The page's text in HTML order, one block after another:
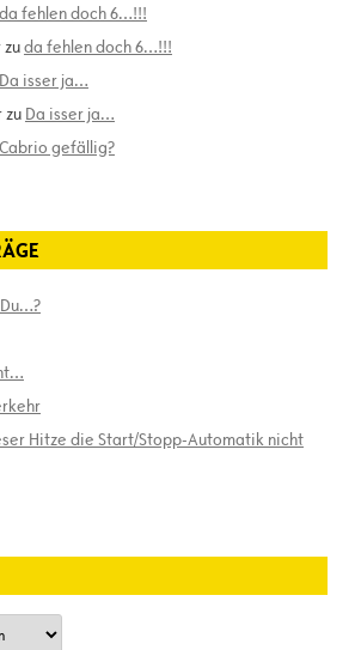
da fehlen doch 6…!!!
zuda fehlen doch 6…!!!
Da isser ja…
zu Da isser ja…
Cabrio gefällig?
Hitze die Start/Stopp-Automatik nicht